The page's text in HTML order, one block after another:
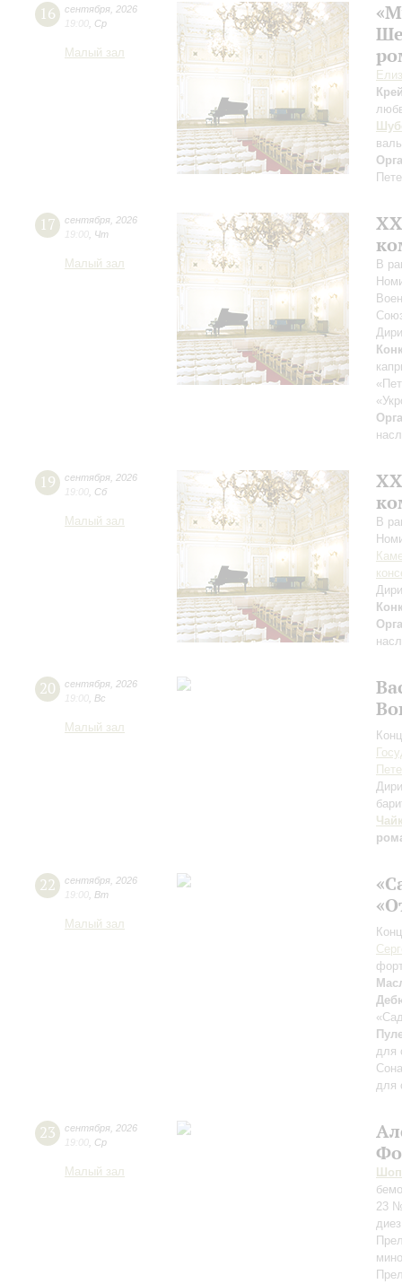
16 сентября 2026
19:00 Ср
Малый зал
17 сентября 2026
19:00 Чт
Малый зал
В
19 сентября 2026
19:00 Сб
Малый зал
В
20 сентября 2026
19:00 Вс
Малый зал
22 сентября 2026
19:00 Вт
Малый зал
для
для
23 сентября 2026
19:00 Ср
Малый зал
23